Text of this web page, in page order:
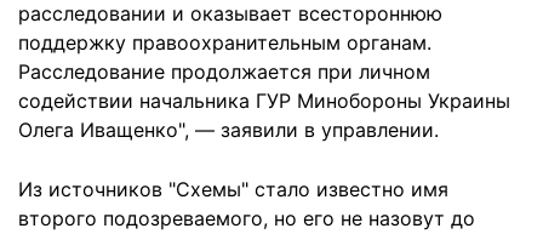
расследовании и оказывает всестороннюю
поддержку правоохранительным органам.
Расследование продолжается при личном
содействии начальника ГУР Минобороны Украины
Олега Иващенко", — заявили в управлении.
Из источников "Схемы" стало известно имя
второго подозреваемого, но его не назовут до